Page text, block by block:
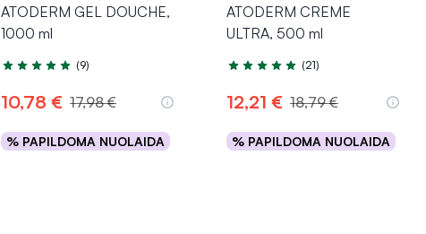
ATODERM GEL DOUCHE,
1000 ml
Įvertinimas 4.8 iš 5
(9)
10,78 € 17,98 €
% PAPILDOMA NUOLAIDA
Į krepšelį
ATODERM CREME
ULTRA, 500 ml
Įvertinimas 5.0 iš 5
(21)
12,21 € 18,79 €
% PAPILDOMA NUOLAIDA
Į krepšelį